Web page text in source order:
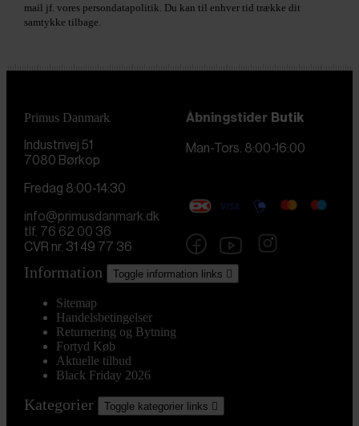
mail jf. vores persondatapolitik. Du kan til enhver tid trække dit
samtykke tilbage.
Primus Danmark
Industrivej 51
7080 Børkop
Åbningstider Butik
Man-Tors. 8:00-16:00
Fredag 8:00-14:30
info@primusdanmark.dk
tlf. 76 62 00 36
CVR nr. 31 49 77 36
Information Toggle information links 
Sitemap
Handelsbetingelser
Returnering og Bytning
Fortyd Køb
Aktuelle tilbud
Black Friday 2026
Kategorier Toggle kategorier links 